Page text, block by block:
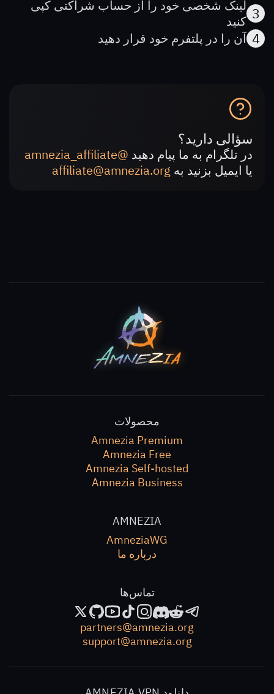
3 لینک شخصی خود را از حساب شراکتی کپی
کنید
4 آن را در پلتفرم خود قرار دهید
سؤالی دارید؟
در تلگرام به ما پیام دهید @amnezia_affiliate
یا ایمیل بزنید به affiliate@amnezia.org
محصولات
Amnezia Premium
Amnezia Free
Amnezia Self-hosted
Amnezia Business
AMNEZIA
AmneziaWG
درباره ما
تماس‌ها
partners@amnezia.org
support@amnezia.org